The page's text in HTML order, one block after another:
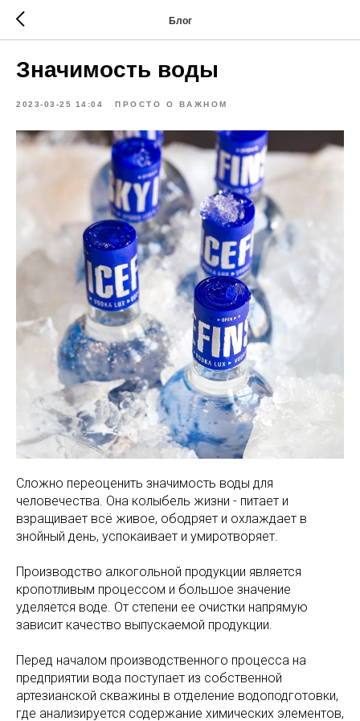
Блог
Значимость воды
2023-03-25 14:04 ПРОСТО О ВАЖНОМ
Сложно переоценить значимость воды для
человечества. Она колыбель жизни - питает и
взращивает всё живое, ободряет и охлаждает в
знойный день, успокаивает и умиротворяет.
Производство алкогольной продукции является
кропотливым процессом и большое значение
уделяется воде. От степени ее очистки напрямую
зависит качество выпускаемой продукции.
Перед началом производственного процесса на
предприятии вода поступает из собственной
артезианской скважины в отделение водоподготовки,
где анализируется содержание химических элементов,